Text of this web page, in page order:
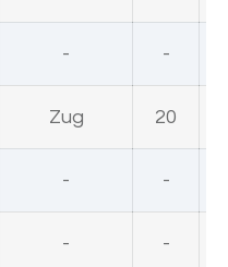
- -
Zug 20
- -
- -